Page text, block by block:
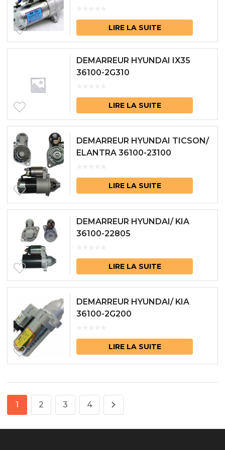
LIRE LA SUITE
DEMARREUR HYUNDAI IX35
36100-2G310
LIRE LA SUITE
DEMARREUR HYUNDAI TICSON/
ELANTRA 36100-23100
LIRE LA SUITE
DEMARREUR HYUNDAI/ KIA
36100-22805
LIRE LA SUITE
DEMARREUR HYUNDAI/ KIA
36100-2G200
LIRE LA SUITE
1 2 3 4